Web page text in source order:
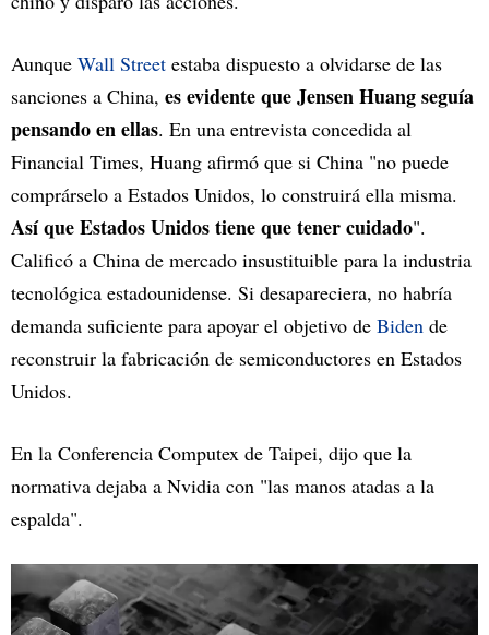
Aunque Wall Street estaba dispuesto a olvidarse de las
sanciones a China, es evidente que Jensen Huang seguía
pensando en ellas. En una entrevista concedida al
Financial Times, Huang afirmó que si China "no puede
comprárselo a Estados Unidos, lo construirá ella misma.
Así que Estados Unidos tiene que tener cuidado".
Calificó a China de mercado insustituible para la industria
tecnológica estadounidense. Si desapareciera, no habría
demanda suficiente para apoyar el objetivo de Biden de
reconstruir la fabricación de semiconductores en Estados
Unidos.
En la Conferencia Computex de Taipei, dijo que la
normativa dejaba a Nvidia con "las manos atadas a la
espalda".